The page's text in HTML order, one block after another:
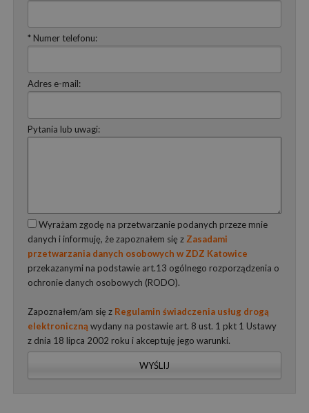
* Numer telefonu:
Adres e-mail:
Pytania lub uwagi:
Wyrażam zgodę na przetwarzanie podanych przeze mnie
danych i informuję, że zapoznałem się z Zasadami
przetwarzania danych osobowych w ZDZ Katowice
przekazanymi na podstawie art.13 ogólnego rozporządzenia o
ochronie danych osobowych (RODO).
Zapoznałem/am się z Regulamin świadczenia usług drogą
elektroniczną wydany na postawie art. 8 ust. 1 pkt 1 Ustawy
z dnia 18 lipca 2002 roku i akceptuję jego warunki.
WYŚLIJ